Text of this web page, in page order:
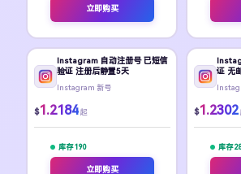
立即购买
Instagram 自动注册号 已短信
验证 注册后静置5天
Instagram 新号
$1.2184 起
库存 190
立即购买
证 无
$1.2302
库存